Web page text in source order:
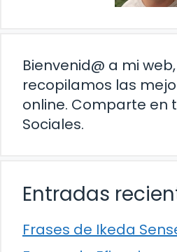
Bienvenid@ a mi
recopilamos las
online. Comparte en
Sociales.
Entradas
Frases de Ikeda